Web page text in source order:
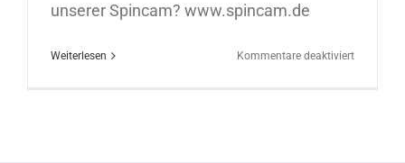
unserer Spincam? www.spincam.de
Weiterlesen Kommentare deaktiviertfür